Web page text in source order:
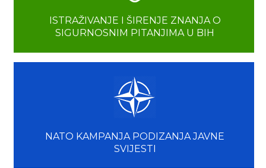
ISTRAŽIVANJE I ŠIRENJE ZNANJA O
SIGURNOSNIM PITANJIMA U BIH
NATO KAMPANJA PODIZANJA JAVNE
SVIJESTI